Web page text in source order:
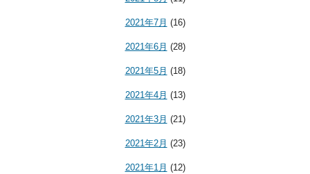
2021年7月 (16)
2021年6月 (28)
2021年5月 (18)
2021年4月 (13)
2021年3月 (21)
2021年2月 (23)
2021年1月 (12)